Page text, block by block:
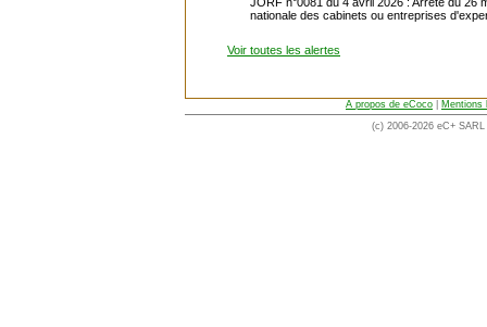
nationale des cabinets ou entreprises
Voir toutes les alertes
A propos de eCoco
Mentions
(c) 2006-2026 eC+